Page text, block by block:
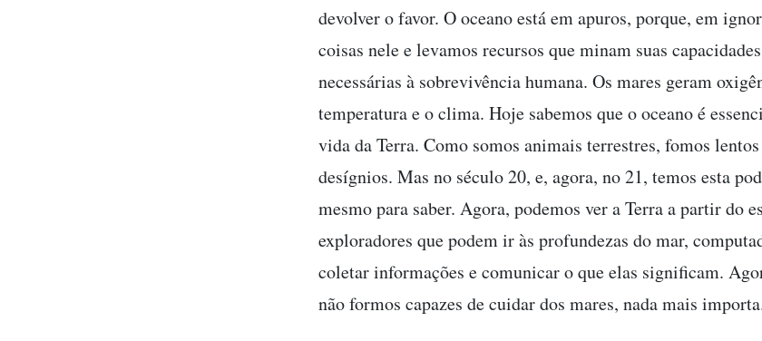
devolver o favor. O oceano está em apuros, porque, em
coisas nele e levamos recursos que minam suas
necessárias à sobrevivência humana. Os mares geram
temperatura e o clima. Hoje sabemos que o oceano é
vida da Terra. Como somos animais terrestres, fomos
desígnios. Mas no século 20, e, agora, no 21, temos esta
mesmo para saber. Agora, podemos ver a Terra a partir do
exploradores que podem ir às profundezas do mar,
coletar informações e comunicar o que elas significam.
não formos capazes de cuidar dos mares, nada mais